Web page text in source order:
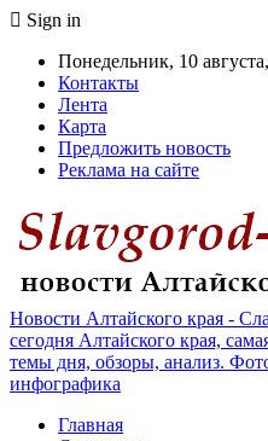
Sign in
Понедельник, 10
Контакты
Лента
Карта
Предложить новость
Реклама на сайте
Новости Алтайского края -
сегодня Алтайского края,
темы дня, обзоры, анализ.
инфографика
Главная